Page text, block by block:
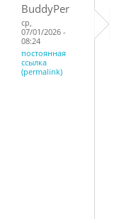
BuddyPer
ср,
07/01/2026 -
08:24
постоянная
ссылка
(permalink)